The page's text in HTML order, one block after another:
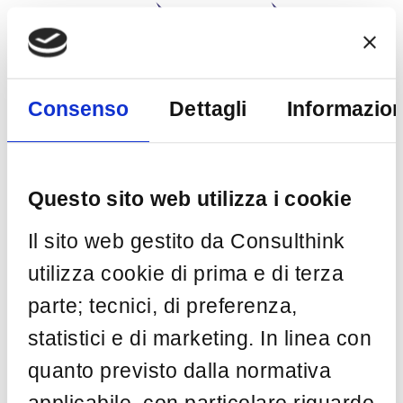
Consenso Dettagli
Questo sito web utilizza i cookie
Il sito web gestito da Consulthink
utilizza cookie di prima e di terza
parte; tecnici, di preferenza,
statistici e di marketing. In linea con
quanto previsto dalla normativa
Home
Chi siamo
Solutions & Services ►
e-CyberMesh
e-CyberDev
Consulenza Specialistica
Consulthink Academy